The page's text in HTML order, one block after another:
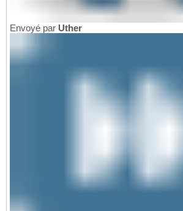
Envoyé par Uther